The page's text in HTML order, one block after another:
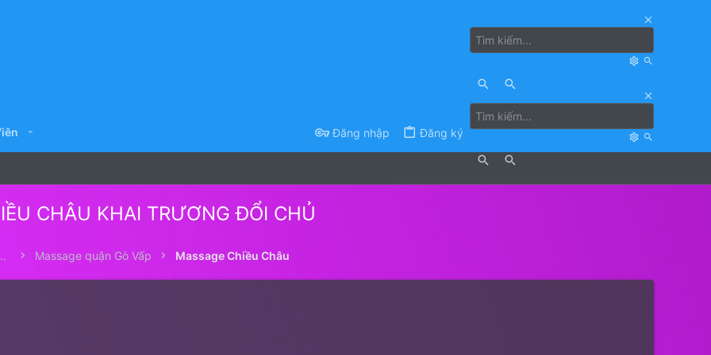
Đăng nhập Đăng ký
CHÂU KHAI TRƯƠNG ĐỔI CHỦ
- Matxa Sài Gòn Massage quận Gò Vấp Massage Chiều Châu